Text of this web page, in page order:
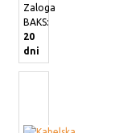
Zaloga
BAKS:
20
dni